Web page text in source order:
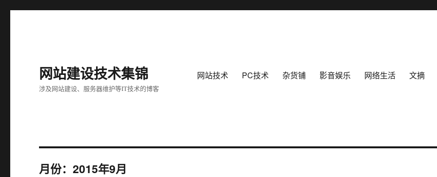
网站建设技术集锦
涉及网站建设、服务器维护等IT技术的博客
网站技术 PC技术 杂货铺 影音娱乐 网络生活 文摘
月份：2015年9月